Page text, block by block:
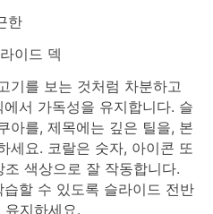
한
이드 덱
기를 보는 것처럼 차분하고
서 가독성을 유지합니다. 슬
아를, 제목에는 깊은 틸을, 본
세요. 코랄은 숫자, 아이콘 또
색상으로 잘 작동합니다.
할 수 있도록 슬라이드 전반
지하세요.